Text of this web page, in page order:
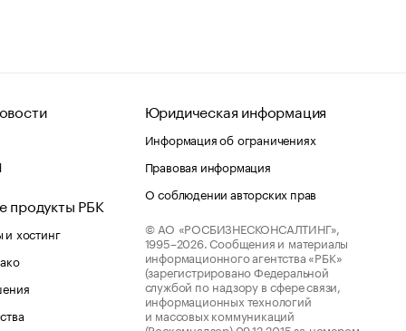
продукты РБК
хостинг
Юридическая информация
Информация об ограничениях
Правовая информация
О соблюдении авторских прав
© АО «РОСБИЗНЕСКОНСАЛТИНГ»,
1995–2026. Сообщения и материалы
информационного агентства «РБК»
(зарегистрировано Федеральной
службой по надзору в сфере связи,
информационных технологий
и массовых коммуникаций